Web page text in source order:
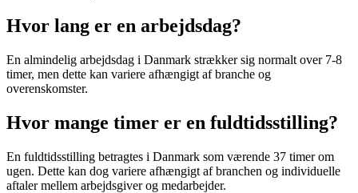
Hvor lang er en arbejdsdag?
En almindelig arbejdsdag i Danmark strækker sig normalt over 7-8
timer, men dette kan variere afhængigt af branche og
overenskomster.
Hvor mange timer er en fuldtidsstilling?
En fuldtidsstilling betragtes i Danmark som værende 37 timer om
ugen. Dette kan dog variere afhængigt af branchen og individuelle
aftaler mellem arbejdsgiver og medarbejder.